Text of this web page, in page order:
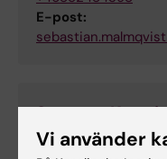
E-post:
Suzanne
Vi använder